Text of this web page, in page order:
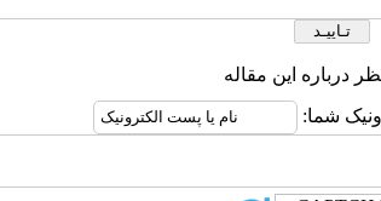
درباره این مقاله
شما: